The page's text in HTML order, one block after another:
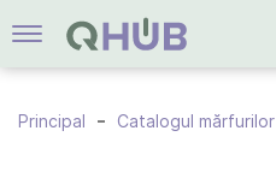
Principal Catalogul mărfurilor